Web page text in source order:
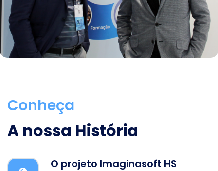
Conheça
A nossa História
O projeto Imaginasoft HS